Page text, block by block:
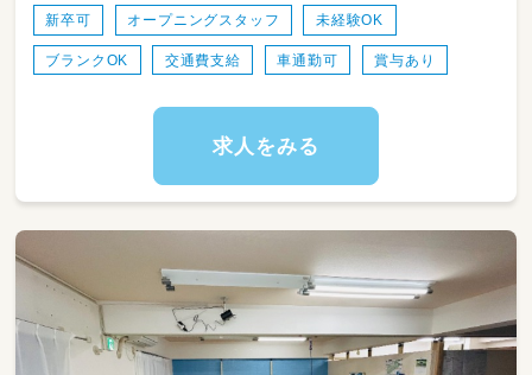
緒に成長していけたらと思っています。未経験
の方でも子供好きな方であれば大歓迎です！！
ブランクある方でも安心！
送迎業務も丁寧に教えます。
稼働率に応じて特別手当もありますのでやりが
いをもって働けるかと思います。
ご応募お待ちしております♪
新卒可 オープニングスタッフ 未経験OK
ブランクOK 交通費支給 車通勤可 賞与あり
求人をみる